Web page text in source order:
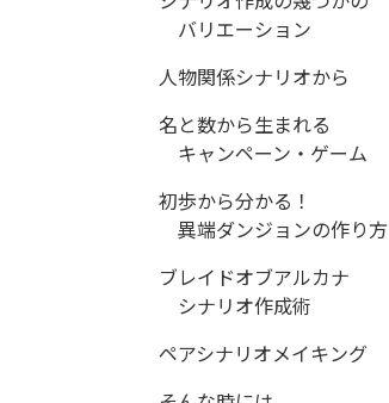
バリエーション
人物関係シナリオから
名と数から生まれる
キャンペーン・ゲーム
初歩から分かる！
異端ダンジョンの作り方
ブレイドオブアルカナ
シナリオ作成術
ペアシナリオメイキング